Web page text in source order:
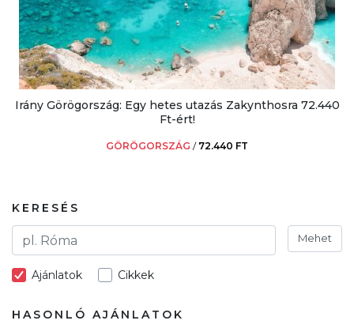
Irány Görögország: Egy hetes utazás Zakynthosra 72.440
Ft-ért!
GÖRÖGORSZÁG / 72.440 FT
KERESÉS
Mehet
Ajánlatok Cikkek
HASONLÓ AJÁNLATOK